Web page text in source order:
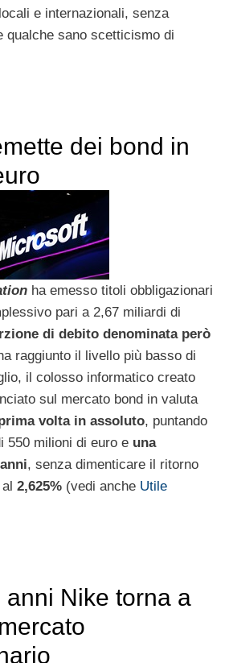
e internazionali, senza
qualche sano scetticismo di
dei bond in
ha emesso titoli obbligazionari
pari a 2,67 miliardi di
di debito denominata però
raggiunto il livello più basso di
il colosso informatico creato
sul mercato bond in valuta
volta in assoluto, puntando
550 milioni di euro e una
, senza dimenticare il ritorno
2,625% (vedi anche Utile
anni Nike torna a